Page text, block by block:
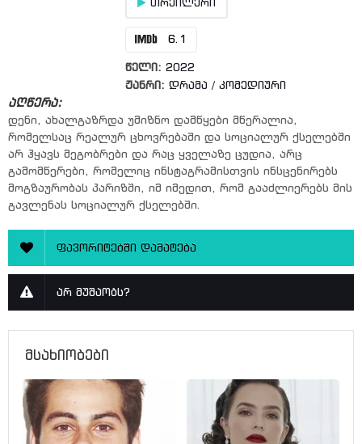
6.1
წელი: 2022
ჟანრი: დრამა / კომედიური
აღწერა:
დენი, ახალგაზრდა უმიზნო დამწყები მწერალია,
რომელსაც რეალურ ცხოვრებაში და სოციალურ ქსელებში
არ ჰყავს მეგობრები და რაც ყველაზე ცუდია, არც
გამომწერები, რომელიც ინსტაგრამისთვის ინსცენირებს
მოგზაურობას პარიზში, იმ იმედით, რომ გააძლიერებს მის
გავლენას სოციალურ ქსელებში.
ფავორიტებში დამატება
არ მუშაობს?
მსახიობები